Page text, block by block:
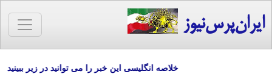
ایران‌پرس‌نیوز
خلاصه انگلیسی این خبر را می توانید در زیر ببینید